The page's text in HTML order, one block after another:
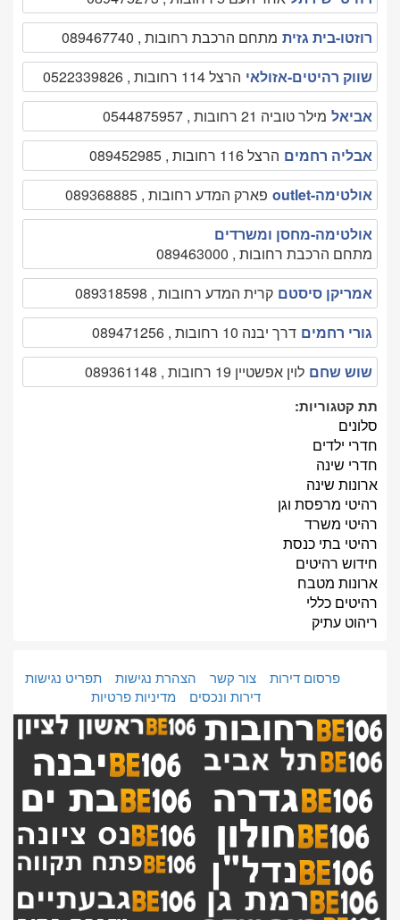
רוזטו-בית גזית מתחם הרכבת רחובות , 089467740
שווק רהיטים-אזולאי הרצל 114 רחובות , 0522339826
אביאל מילר טוביה 21 רחובות , 0544875957
אבליה רחמים הרצל 116 רחובות , 089452985
אולטימה-outlet
פארק המדע רחובות , 089368885
אולטימה-מחסן ומשרדים
מתחם הרכבת רחובות , 089463000
אמריקן סיסטם קרית המדע רחובות , 089318598
גורי רחמים דרך יבנה 10 רחובות , 089471256
שוש שחם לוין אפשטיין 19 רחובות , 089361148
תת קטגוריות:
סלונים
חדרי ילדים
חדרי שינה
ארונות שינה
רהיטי מרפסת וגן
רהיטי משרד
רהיטי בתי כנסת
חידוש רהיטים
ארונות מטבח
רהיטים כללי
ריהוט עתיק
פרסום דירות צור קשר הצהרת נגישות
תפריט נגישות
דירות ונכסים
מדיניות פרטיות